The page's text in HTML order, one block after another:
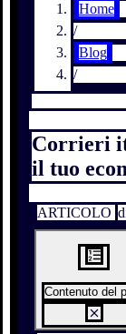
Home
/
Blog
/
Corrieri
il tuo
ARTICOLO
Contenuto del